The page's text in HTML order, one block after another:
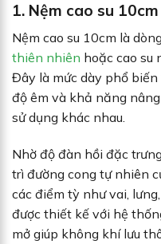
1. Nệm cao su
Nệm cao su 10cm là
thiên nhiên hoặc cao su
Đây là mức dày phổ
độ êm và khả năng
sử dụng khác nhau.
Nhờ độ đàn hồi đặc
trì đường cong tự nhiên
các điểm tỳ như vai,
được thiết kế với hệ
mở giúp không khí lưu